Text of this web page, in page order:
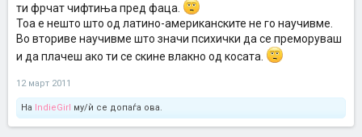
ти фрчат чифтиња пред фаца.
Тоа е нешто што од латино-американските не го научивме.
Во вториве научивме што значи психички да се преморуваш
и да плачеш ако ти се скине влакно од косата.
12 март 2011
На IndieGirl му/ѝ се допаѓа ова.